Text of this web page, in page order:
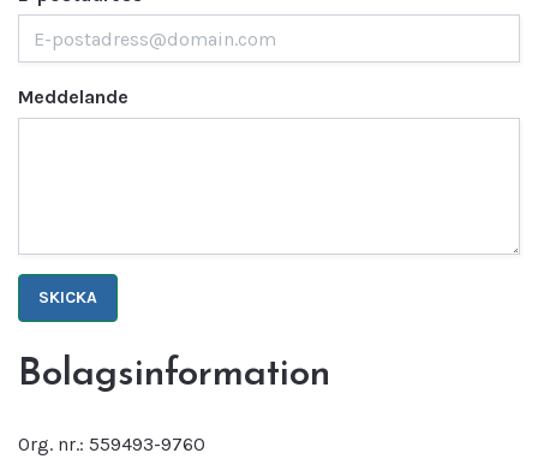
Meddelande
SKICKA
Bolagsinformation
Org. nr.: 559493-9760